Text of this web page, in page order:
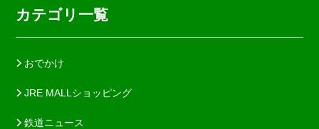
カテゴリ一覧
おでかけ
JRE MALLショッピング
鉄道ニュース